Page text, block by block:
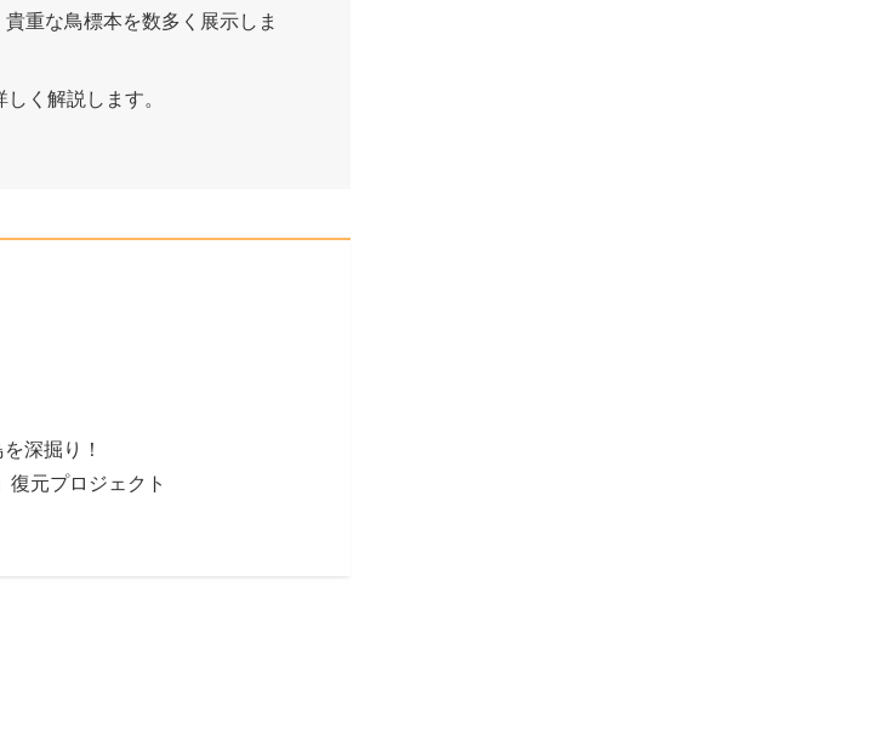
重な鳥標本を数多く展示しま
く解説します。
深掘り！
復元プロジェクト